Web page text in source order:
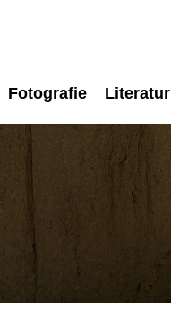
Fotografie Literatur